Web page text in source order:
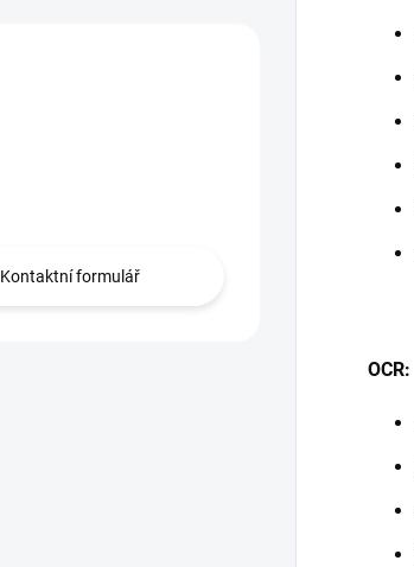
Kontaktní formulář
OCR: